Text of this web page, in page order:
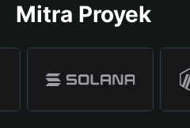
Mitra Proyek